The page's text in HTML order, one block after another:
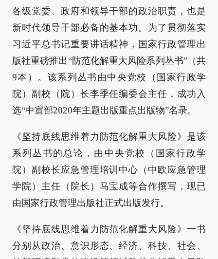
各级党委、政府和领导干部的政治职责，也是
新时代领导干部必备的基本功。为了贯彻落实
习近平总书记重要讲话精神，国家行政管理出
版社重磅推出“防范化解重大风险系列丛书”（共
9本）。该系列丛书由中央党校（国家行政学
院）副校（院）长李季任编委会主任，成功入
选“中宣部2020年主题出版重点出版物”名录。
《坚持底线思维着力防范化解重大风险》是该
系列丛书的总论，由中央党校（国家行政学
院）副校长应急管理培训中心（中欧应急管理
学院）主任（院长）马宝成等合作撰写，现已
由国家行政管理出版社正式出版发行。
《坚持底线思维着力防范化解重大风险》一书
分别从政治、意识形态、经济、科技、社会、